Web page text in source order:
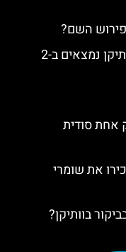
פירוש השם?
כתב יד ותיקן – אוצרות היהדות בוותיקן נמצאים ב-2
אחת סודית
את שומרי
בוותיקן?